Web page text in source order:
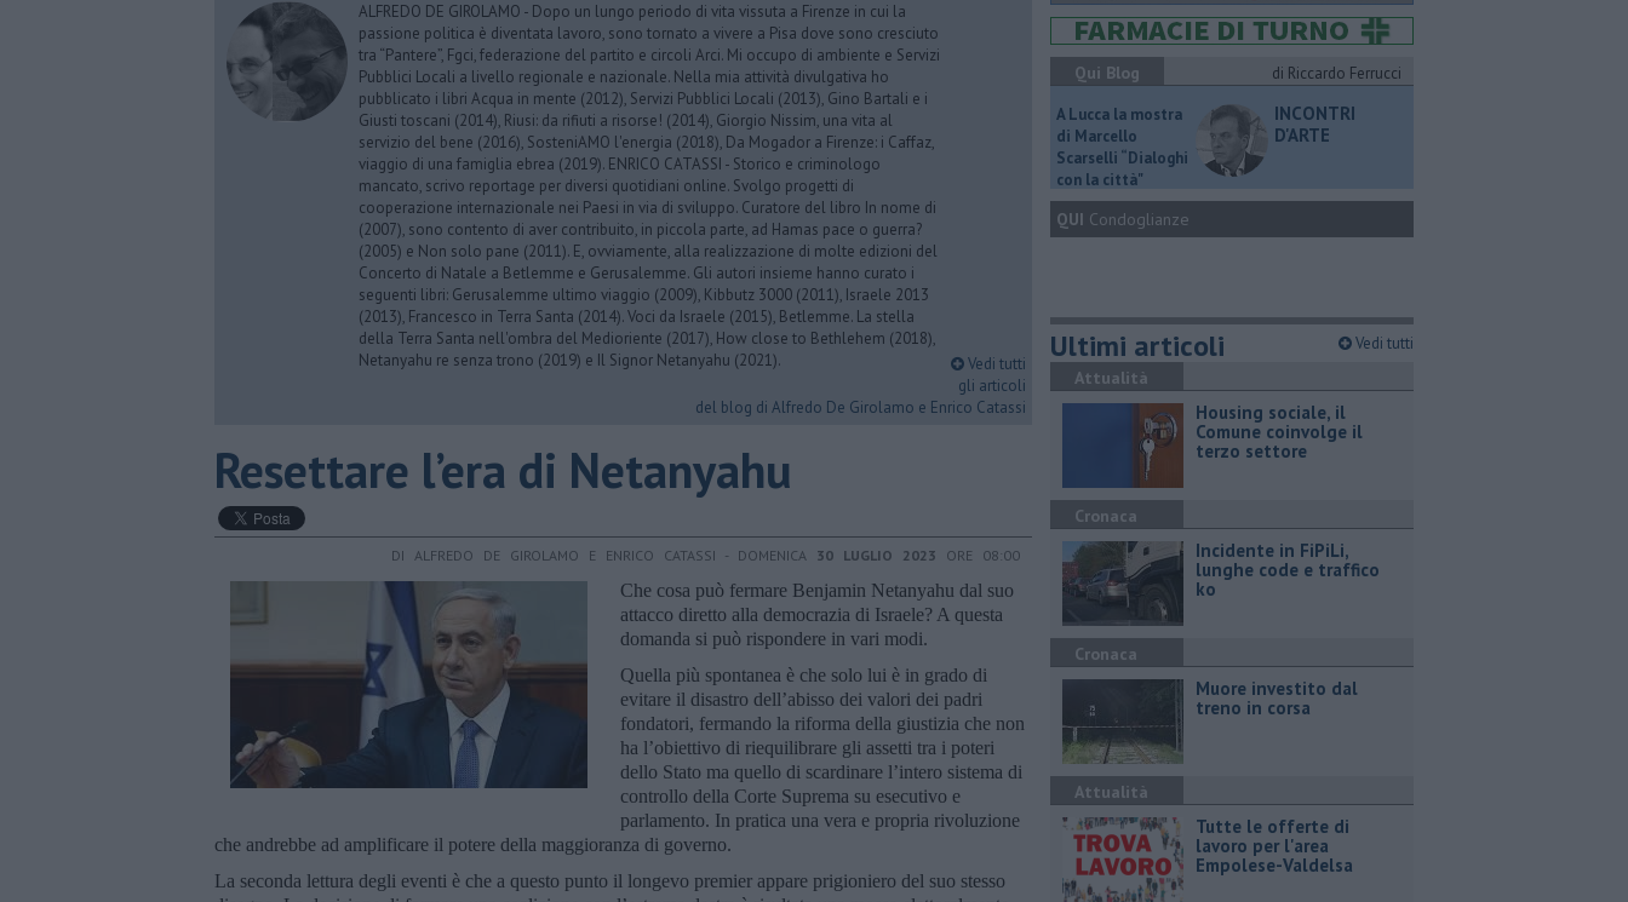
ALFREDO DE GIROLAMO - Dopo un lungo periodo di vita vissuta a Firenze in cui la
passione politica è diventata lavoro, sono tornato a vivere a Pisa dove sono cresciuto
tra “Pantere”, Fgci, federazione del partito e circoli Arci. Mi occupo di ambiente e Servizi
Pubblici Locali a livello regionale e nazionale. Nella mia attività divulgativa ho
pubblicato i libri Acqua in mente (2012), Servizi Pubblici Locali (2013), Gino Bartali e i
Giusti toscani (2014), Riusi: da rifiuti a risorse! (2014), Giorgio Nissim, una vita al
servizio del bene (2016), SosteniAMO l'energia (2018), Da Mogador a Firenze: i Caffaz,
viaggio di una famiglia ebrea (2019). ENRICO CATASSI - Storico e criminologo
mancato, scrivo reportage per diversi quotidiani online. Svolgo progetti di
cooperazione internazionale nei Paesi in via di sviluppo. Curatore del libro In nome di
(2007), sono contento di aver contribuito, in piccola parte, ad Hamas pace o guerra?
(2005) e Non solo pane (2011). E, ovviamente, alla realizzazione di molte edizioni del
Concerto di Natale a Betlemme e Gerusalemme. Gli autori insieme hanno curato i
seguenti libri: Gerusalemme ultimo viaggio (2009), Kibbutz 3000 (2011), Israele 2013
(2013), Francesco in Terra Santa (2014). Voci da Israele (2015), Betlemme. La stella
della Terra Santa nell'ombra del Medioriente (2017), How close to Bethlehem (2018),
Netanyahu re senza trono (2019) e Il Signor Netanyahu (2021).
Vedi tutti
gli articoli
del blog di Alfredo De Girolamo e Enrico Catassi
Resettare l’era di Netanyahu
DI ALFREDO DE GIROLAMO E ENRICO CATASSI - DOMENICA 30 LUGLIO 2023 ORE 08:00
Che cosa può fermare Benjamin Netanyahu dal suo
attacco diretto alla democrazia di Israele? A questa
domanda si può rispondere in vari modi.
Quella più spontanea è che solo lui è in grado di
evitare il disastro dell’abisso dei valori dei padri
fondatori, fermando la riforma della giustizia che non
ha l’obiettivo di riequilibrare gli assetti tra i poteri
dello Stato ma quello di scardinare l’intero sistema di
controllo della Corte Suprema su esecutivo e
parlamento. In pratica una vera e propria rivoluzione
che andrebbe ad amplificare il potere della maggioranza di governo.
La seconda lettura degli eventi è che a questo punto il longevo premier appare prigioniero del suo stesso
Qui Blog
di Riccardo Ferrucci
A Lucca la mostra
di Marcello
Scarselli “Dialoghi
con la città"
INCONTRI
D'ARTE
QUI Condoglianze
Ultimi articoli Vedi tutti
Attualità
​Housing sociale, il
Comune coinvolge il
terzo settore
Cronaca
Incidente in FiPiLi,
lunghe code e traffico
ko
Cronaca
Muore investito dal
treno in corsa
Attualità
​Tutte le offerte di
lavoro per l'area
Empolese-Valdelsa